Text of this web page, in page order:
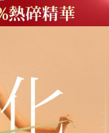
查看運費